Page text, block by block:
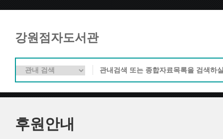
강원점자도서관
후원안내